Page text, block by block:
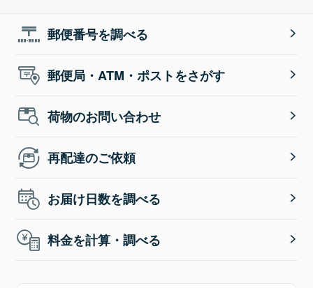
郵便番号を調べる
郵便局・ATM・ポストをさがす
荷物のお問い合わせ
再配達のご依頼
お届け日数を調べる
料金を計算・調べる